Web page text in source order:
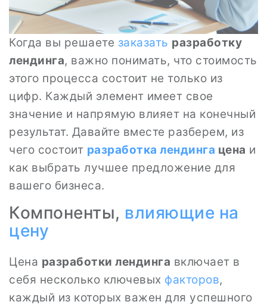
Когда вы решаете заказать разработку
лендинга, важно понимать, что стоимость
этого процесса состоит не только из
цифр. Каждый элемент имеет свое
значение и напрямую влияет на конечный
результат. Давайте вместе разберем, из
чего состоит разработка лендинга цена и
как выбрать лучшее предложение для
вашего бизнеса.
Компоненты, влияющие на
цену
Цена разработки лендинга включает в
себя несколько ключевых факторов,
каждый из которых важен для успешного